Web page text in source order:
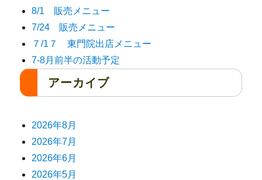
8/1 販売メニュー
7/24 販売メニュー
７/1７ 東門院出店メニュー
7-8月前半の活動予定
アーカイブ
2026年8月
2026年7月
2026年6月
2026年5月